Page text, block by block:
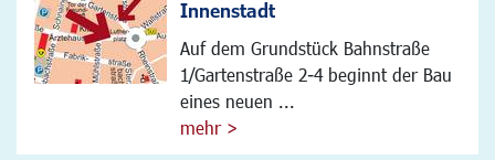
Innenstadt
Auf dem Grundstück Bahnstraße
1/Gartenstraße 2-4 beginnt der Bau
eines neuen ...
mehr >